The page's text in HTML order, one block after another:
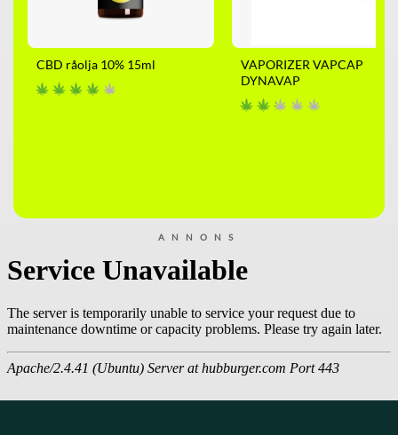
CBD råolja 10% 15ml
VAPORIZER VAPCAP
DYNAVAP
ANNONS